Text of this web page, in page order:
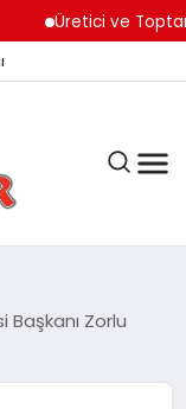
Üretici ve
Başkanı Zorlu